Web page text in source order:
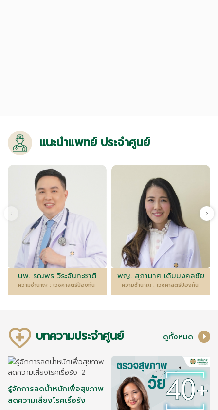
แนะนำแพทย์ ประจำศูนย์
นพ. รณพร วีระฉันทะชาติ
ความชำนาญ : เวชศาสตร์ป้องกัน
พญ. สุภามาศ เติมมงคลชัย
ความชำนาญ : เวชศาสตร์ป้องกัน
บทความประจำศูนย์ ดูทั้งหมด
รู้จักการลดน้ำหนักเพื่อสุขภาพ
ลดความเสี่ยงโรคเรื้อรัง